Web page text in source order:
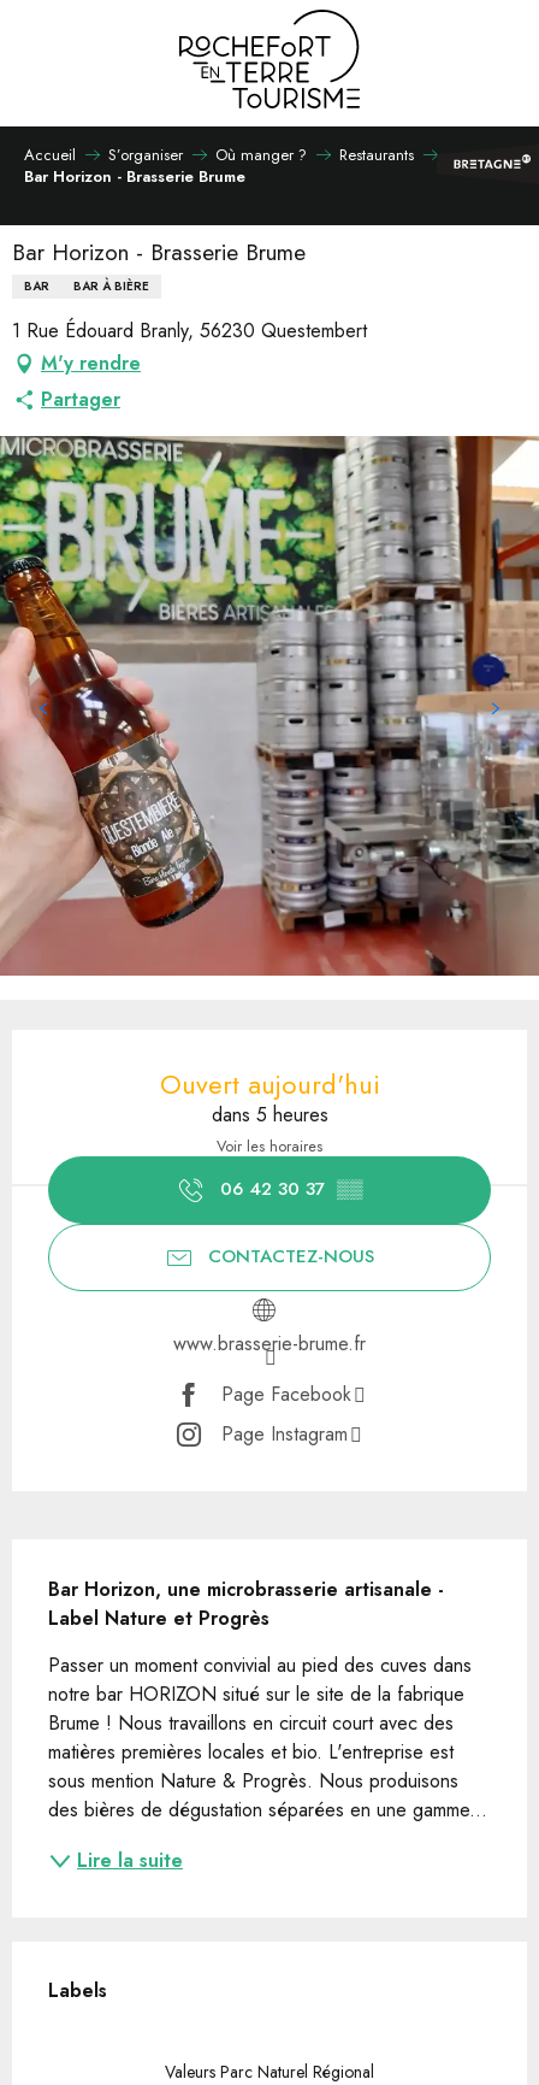
Accueil S’organiser Où manger ?
Restaurants
Bar Horizon - Brasserie Brume
Bar Horizon - Brasserie Brume
BAR BAR À BIÈRE
1 Rue Édouard Branly, 56230 Questembert
M'y rendre
Partager
Ouvert aujourd'hui
dans 5 heures
Voir les horaires
06 42 30 37 ▒▒
CONTACTEZ-NOUS
www.brasserie-brume.fr
Page Facebook
Page Instagram
Bar Horizon, une microbrasserie artisanale -
Label Nature et Progrès
Passer un moment convivial au pied des cuves dans
notre bar HORIZON situé sur le site de la fabrique
Brume ! Nous travaillons en circuit court avec des
matières premières locales et bio. L'entreprise est
sous mention Nature & Progrès. Nous produisons
des bières de dégustation séparées en une gamme...
Lire la suite
Labels
Labels
Valeurs Parc Naturel Régional